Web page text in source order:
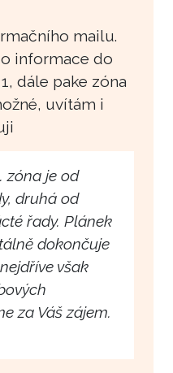
mailu.
informace do
dále pake zóna
uvítám i
zóna je od
druhá od
řady. Plánek
dokončuje
však
za Váš zájem.